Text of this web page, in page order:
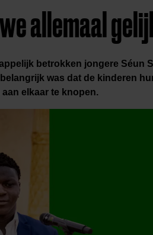
allemaal
betrokken jongere Séun
was dat de kinderen
elkaar te knopen.